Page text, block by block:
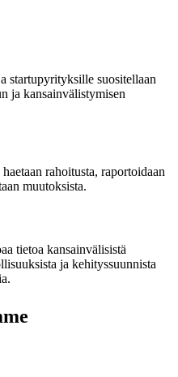
startupyrityksille suositellaan
ja kansainvälistymisen
rahoitusta, raportoidaan
muutoksista.
tietoa kansainvälisistä
ja kehityssuunnista